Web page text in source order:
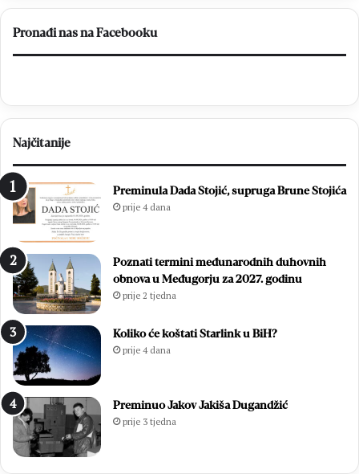
BiH
otvorila
Pronađi nas na Facebooku
Najčitanije
Preminula Dada Stojić, supruga Brune Stojića
prije 4 dana
Poznati termini međunarodnih duhovnih
obnova u Međugorju za 2027. godinu
prije 2 tjedna
Koliko će koštati Starlink u BiH?
prije 4 dana
Preminuo Jakov Jakiša Dugandžić
prije 3 tjedna